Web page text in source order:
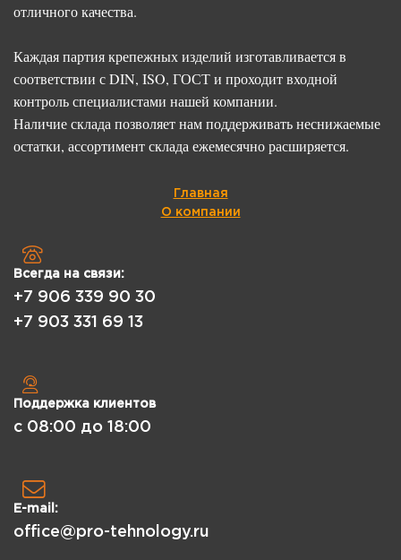
отличного качества.
Каждая партия крепежных изделий изготавливается в
соответствии с DIN, ISO, ГОСТ и проходит входной
контроль специалистами нашей компании.
Наличие склада позволяет нам поддерживать неснижаемые
остатки, ассортимент склада ежемесячно расширяется.
Главная
О компании
Всегда на связи:
+7 906 339 90 30
+7 903 331 69 13
Поддержка клиентов
с 08:00 до 18:00
E-mail:
office@pro-tehnology.ru